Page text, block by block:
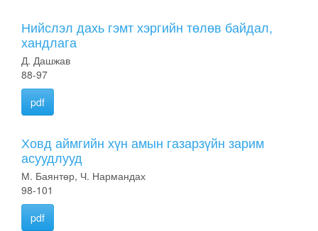
Нийслэл дахь гэмт хэргийн төлөв байдал,
хандлага
Д. Дашжав
88-97
pdf
Ховд аймгийн хүн амын газарзүйн зарим
асуудлууд
М. Баянтөр, Ч. Нармандах
98-101
pdf